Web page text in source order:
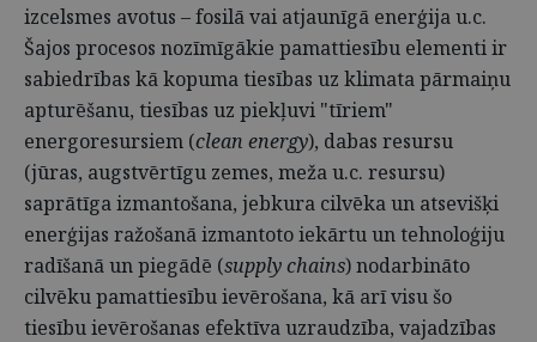
izcelsmes avotus – fosilā vai atjaunīgā enerģija u.c.
Šajos procesos nozīmīgākie pamattiesību elementi ir
sabiedrības kā kopuma tiesības uz klimata pārmaiņu
apturēšanu, tiesības uz piekļuvi "tīriem"
energoresursiem (clean energy), dabas resursu
(jūras, augstvērtīgu zemes, meža u.c. resursu)
saprātīga izmantošana, jebkura cilvēka un atsevišķi
enerģijas ražošanā izmantoto iekārtu un tehnoloģiju
radīšanā un piegādē (supply chains) nodarbināto
cilvēku pamattiesību ievērošana, kā arī visu šo
tiesību ievērošanas efektīva uzraudzība, vajadzības